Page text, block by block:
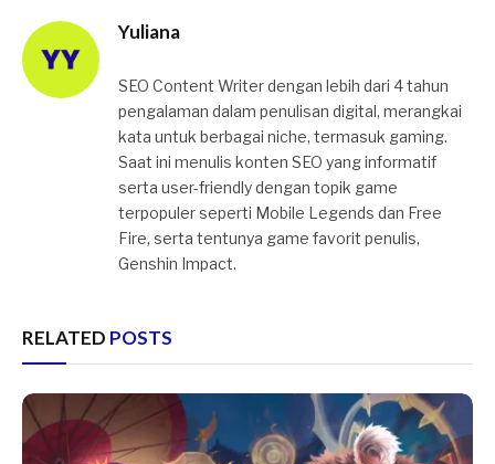
Yuliana
SEO Content Writer dengan lebih dari 4 tahun
pengalaman dalam penulisan digital, merangkai
kata untuk berbagai niche, termasuk gaming.
Saat ini menulis konten SEO yang informatif
serta user-friendly dengan topik game
terpopuler seperti Mobile Legends dan Free
Fire, serta tentunya game favorit penulis,
Genshin Impact.
RELATED POSTS